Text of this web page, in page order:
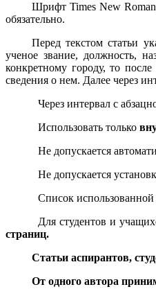
Шрифт Times New
обязательно.
Перед текстом статьи
ученое звание, должность,
конкретному городу, то
сведения о нем. Далее через
Через интервал с
Использовать только
Не допускается
Не допускается
Список использованной
Для студентов и
страниц.
Статьи аспирантов,
От одного автора